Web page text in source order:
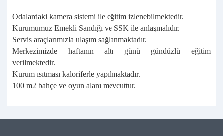
Odalardaki kamera sistemi ile eğitim izlenebilmektedir.
Kurumumuz Emekli Sandığı ve SSK ile anlaşmalıdır.
Servis araçlarımızla ulaşım sağlanmaktadır.
Merkezimizde haftanın altı günü gündüzlü eğitim
verilmektedir.
Kurum ısıtması kaloriferle yapılmaktadır.
100 m2 bahçe ve oyun alanı mevcuttur.